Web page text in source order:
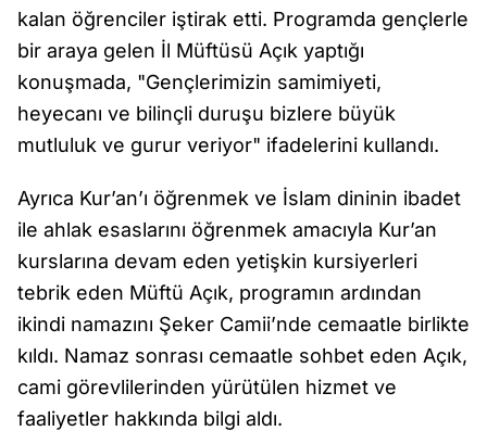
kalan öğrenciler iştirak etti. Programda gençlerle
bir araya gelen İl Müftüsü Açık yaptığı
konuşmada, "Gençlerimizin samimiyeti,
heyecanı ve bilinçli duruşu bizlere büyük
mutluluk ve gurur veriyor" ifadelerini kullandı.
Ayrıca Kur’an’ı öğrenmek ve İslam dininin ibadet
ile ahlak esaslarını öğrenmek amacıyla Kur’an
kurslarına devam eden yetişkin kursiyerleri
tebrik eden Müftü Açık, programın ardından
ikindi namazını Şeker Camii’nde cemaatle birlikte
kıldı. Namaz sonrası cemaatle sohbet eden Açık,
cami görevlilerinden yürütülen hizmet ve
faaliyetler hakkında bilgi aldı.